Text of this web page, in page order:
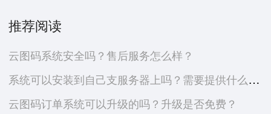
推荐阅读
云图码系统安全吗？售后服务怎么样？
系统可以安装到自己支服务器上吗？需要提供什么资料？
云图码订单系统可以升级的吗？升级是否免费？